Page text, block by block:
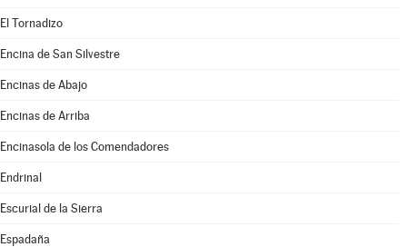
El Tornadizo
Encina de San Silvestre
Encinas de Abajo
Encinas de Arriba
Encinasola de los Comendadores
Endrinal
Escurial de la Sierra
Espadaña